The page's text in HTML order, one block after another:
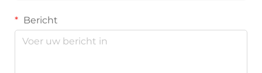
Bericht